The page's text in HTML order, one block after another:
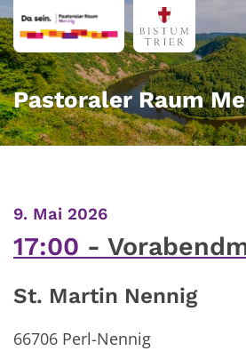
Zum Inhalt springen
Pastoraler Raum
9. Mai 2026:
17:00
St. Martin Nennig
66706 Perl-Nennig